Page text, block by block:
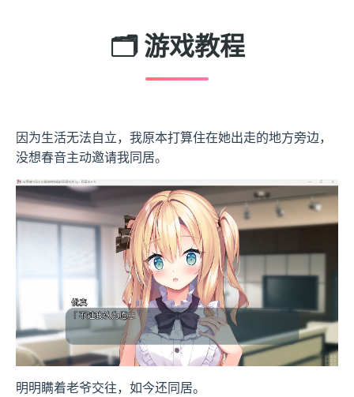
🗂️ 游戏教程
因为生活无法自立，我原本打算住在她出走的地方旁边，
没想春音主动邀请我同居。
明明瞒着老爷交往，如今还同居。